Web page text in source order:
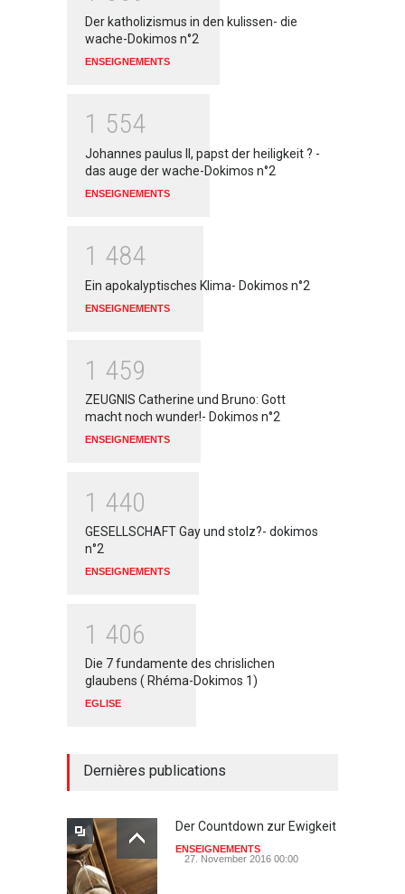
Der katholizismus in den kulissen- die
wache-Dokimos n°2
ENSEIGNEMENTS
1 554
Johannes paulus II, papst der heiligkeit ? -
das auge der wache-Dokimos n°2
ENSEIGNEMENTS
1 484
Ein apokalyptisches Klima- Dokimos n°2
ENSEIGNEMENTS
1 459
ZEUGNIS Catherine und Bruno: Gott
macht noch wunder!- Dokimos n°2
ENSEIGNEMENTS
1 440
GESELLSCHAFT Gay und stolz?- dokimos
n°2
ENSEIGNEMENTS
1 406
Die 7 fundamente des chrislichen
glaubens ( Rhéma-Dokimos 1)
EGLISE
Dernières publications
Der Countdown zur Ewigkeit
ENSEIGNEMENTS
27. November 2016 00:00